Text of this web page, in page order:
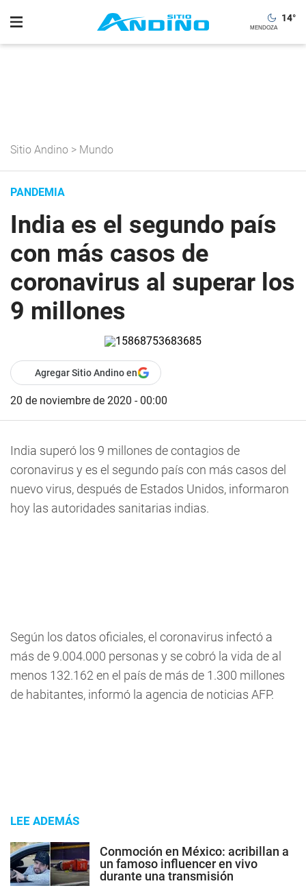
14°
Sitio Andino > Mundo
PANDEMIA
India es el segundo país
con más casos de
coronavirus al superar los
9 millones
Agregar Sitio Andino en
20 de noviembre de 2020 - 00:00
India superó los 9 millones de contagios de
coronavirus y es el segundo país con más casos del
nuevo virus, después de Estados Unidos, informaron
hoy las autoridades sanitarias indias.
Según los datos oficiales, el coronavirus infectó a
más de 9.004.000 personas y se cobró la vida de al
menos 132.162 en el país de más de 1.300 millones
de habitantes, informó la agencia de noticias AFP.
LEE ADEMÁS
Conmoción en México: acribillan a
un famoso influencer en vivo
durante una transmisión